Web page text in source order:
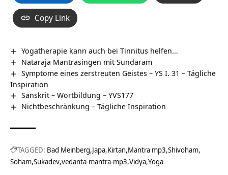
Copy Link
Yogatherapie kann auch bei Tinnitus helfen…
Nataraja Mantrasingen mit Sundaram
Symptome eines zerstreuten Geistes – YS I. 31 – Tägliche
Inspiration
Sanskrit – Wortbildung – YVS177
Nichtbeschränkung – Tägliche Inspiration
TAGGED: Bad Meinberg Japa Kirtan Mantra mp3 Shivoham
Soham Sukadev vedanta-mantra-mp3 Vidya Yoga